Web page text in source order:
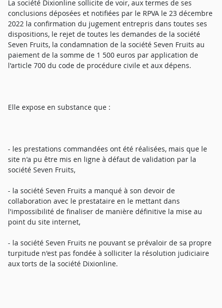
La société Dixionline sollicite de voir, aux termes de ses
conclusions déposées et notifiées par le RPVA le 23 décembre
2022 la confirmation du jugement entrepris dans toutes ses
dispositions, le rejet de toutes les demandes de la société
Seven Fruits, la condamnation de la société Seven Fruits au
paiement de la somme de 1 500 euros par application de
l'article 700 du code de procédure civile et aux dépens.
Elle expose en substance que :
- les prestations commandées ont été réalisées, mais que le
site n'a pu être mis en ligne à défaut de validation par la
société Seven Fruits,
- la société Seven Fruits a manqué à son devoir de
collaboration avec le prestataire en le mettant dans
l'impossibilité de finaliser de manière définitive la mise au
point du site internet,
- la société Seven Fruits ne pouvant se prévaloir de sa propre
turpitude n'est pas fondée à solliciter la résolution judiciaire
aux torts de la société Dixionline.